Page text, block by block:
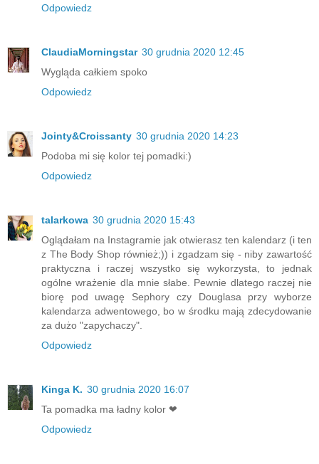
Odpowiedz
ClaudiaMorningstar 30 grudnia 2020 12:45
Wygląda całkiem spoko
Odpowiedz
Jointy&Croissanty 30 grudnia 2020 14:23
Podoba mi się kolor tej pomadki:)
Odpowiedz
talarkowa 30 grudnia 2020 15:43
Oglądałam na Instagramie jak otwierasz ten kalendarz (i ten
z The Body Shop również;)) i zgadzam się - niby zawartość
praktyczna i raczej wszystko się wykorzysta, to jednak
ogólne wrażenie dla mnie słabe. Pewnie dlatego raczej nie
biorę pod uwagę Sephory czy Douglasa przy wyborze
kalendarza adwentowego, bo w środku mają zdecydowanie
za dużo "zapychaczy".
Odpowiedz
Kinga K. 30 grudnia 2020 16:07
Ta pomadka ma ładny kolor ❤
Odpowiedz